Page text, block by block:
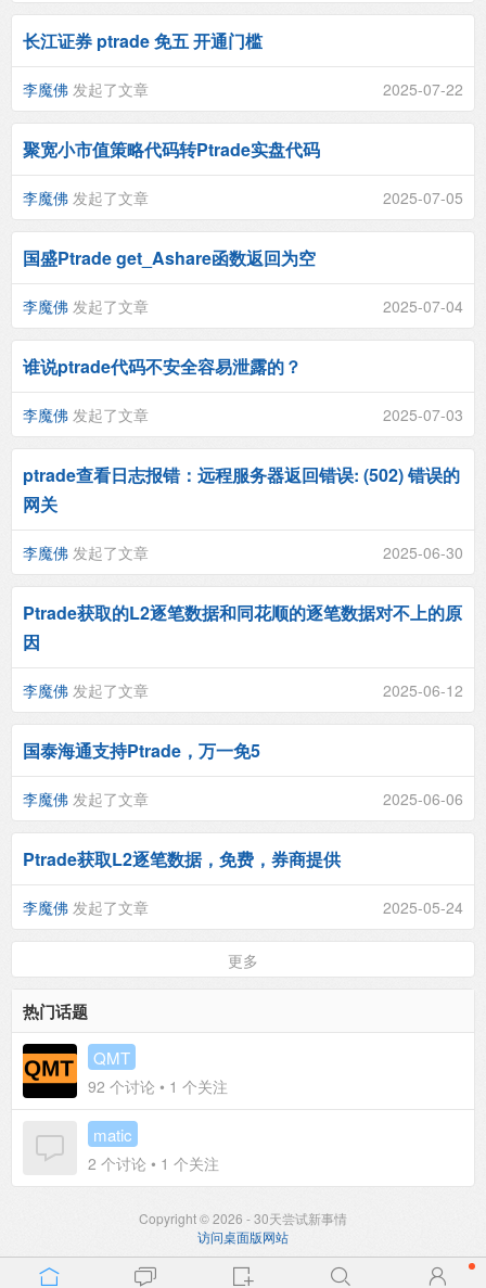
长江证券 ptrade 免五 开通门槛
李魔佛 发起了文章 2025-07-22
聚宽小市值策略代码转Ptrade实盘代码
李魔佛 发起了文章 2025-07-05
国盛Ptrade get_Ashare函数返回为空
李魔佛 发起了文章 2025-07-04
谁说ptrade代码不安全容易泄露的？
李魔佛 发起了文章 2025-07-03
ptrade查看日志报错：远程服务器返回错误: (502) 错误的
网关
李魔佛 发起了文章 2025-06-30
Ptrade获取的L2逐笔数据和同花顺的逐笔数据对不上的原
因
李魔佛 发起了文章 2025-06-12
国泰海通支持Ptrade，万一免5
李魔佛 发起了文章 2025-06-06
Ptrade获取L2逐笔数据，免费，券商提供
李魔佛 发起了文章 2025-05-24
更多
热门话题
QMT
92 个讨论 • 1 个关注
matic
2 个讨论 • 1 个关注
Copyright © 2026 - 30天尝试新事情
访问桌面版网站